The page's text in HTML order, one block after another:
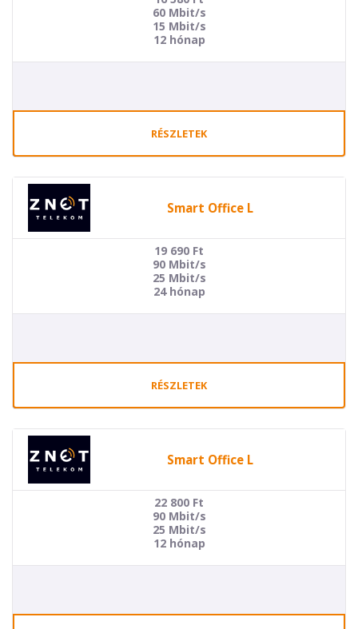
60 Mbit/s
15 Mbit/s
12 hónap
RÉSZLETEK
Smart Office L
19 690 Ft
90 Mbit/s
25 Mbit/s
24 hónap
RÉSZLETEK
Smart Office L
22 800 Ft
90 Mbit/s
25 Mbit/s
12 hónap